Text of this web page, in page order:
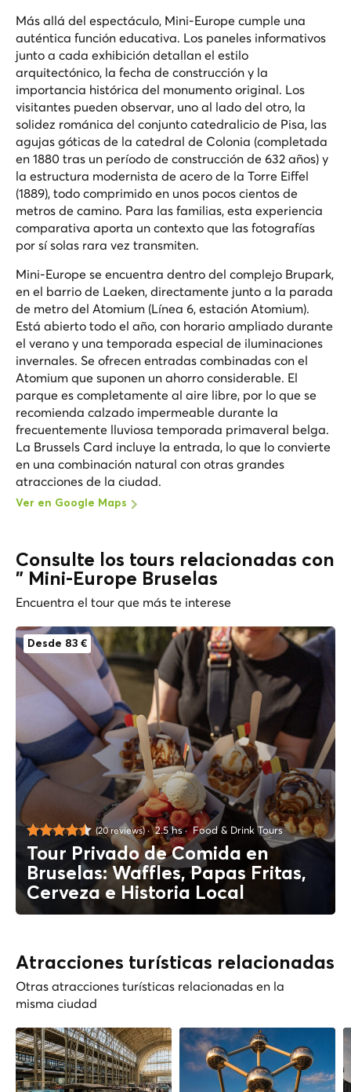
Más allá del espectáculo, Mini-Europe cumple una
auténtica función educativa. Los paneles informativos
junto a cada exhibición detallan el estilo
arquitectónico, la fecha de construcción y la
importancia histórica del monumento original. Los
visitantes pueden observar, uno al lado del otro, la
solidez románica del conjunto catedralicio de Pisa, las
agujas góticas de la catedral de Colonia (completada
en 1880 tras un período de construcción de 632 años) y
la estructura modernista de acero de la Torre Eiffel
(1889), todo comprimido en unos pocos cientos de
metros de camino. Para las familias, esta experiencia
comparativa aporta un contexto que las fotografías
por sí solas rara vez transmiten.
Mini-Europe se encuentra dentro del complejo Brupark,
en el barrio de Laeken, directamente junto a la parada
de metro del Atomium (Línea 6, estación Atomium).
Está abierto todo el año, con horario ampliado durante
el verano y una temporada especial de iluminaciones
invernales. Se ofrecen entradas combinadas con el
Atomium que suponen un ahorro considerable. El
parque es completamente al aire libre, por lo que se
recomienda calzado impermeable durante la
frecuentemente lluviosa temporada primaveral belga.
La Brussels Card incluye la entrada, lo que lo convierte
en una combinación natural con otras grandes
atracciones de la ciudad.
Ver en Google Maps
Consulte los tours relacionadas con
" Mini-Europe Bruselas
Encuentra el tour que más te interese
Desde 83 €
(20 reviews) 2.5 hs Food & Drink Tours
Tour Privado de Comida en
Bruselas: Waffles, Papas Fritas,
Cerveza e Historia Local
Atracciones turísticas relacionadas
Otras atracciones turísticas relacionadas en la
misma ciudad